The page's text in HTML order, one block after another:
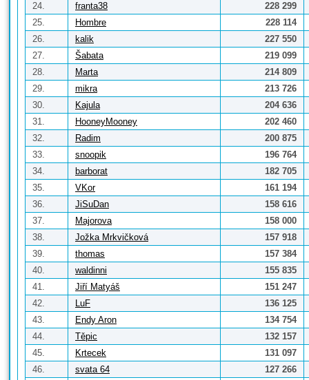
24.
franta38
228 299
25.
Hombre
228 114
26.
kalik
227 550
27.
Šabata
219 099
28.
Marta
214 809
29.
mikra
213 726
30.
Kajula
204 636
31.
HooneyMooney
202 460
32.
Radim
200 875
33.
snoopik
196 764
34.
barborat
182 705
35.
VKor
161 194
36.
JiSuDan
158 616
37.
Majorova
158 000
38.
Jožka Mrkvičková
157 918
39.
thomas
157 384
40.
waldinni
155 835
41.
Jiří Matyáš
151 247
42.
LuF
136 125
43.
Endy Aron
134 754
44.
Těpic
132 157
45.
Krtecek
131 097
46.
svata 64
127 266